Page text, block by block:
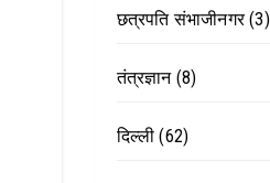
छत्रपति संभाजीनगर(3)
तंत्रज्ञान(8)
दिल्ली (62)